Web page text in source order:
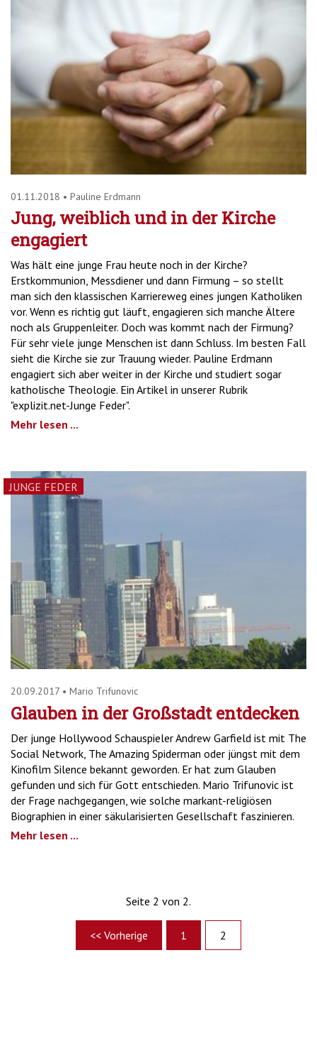
01.11.2018 • Pauline Erdmann
Jung, weiblich und in der Kirche
engagiert
Was hält eine junge Frau heute noch in der Kirche?
Erstkommunion, Messdiener und dann Firmung – so stellt
man sich den klassischen Karriereweg eines jungen Katholiken
vor. Wenn es richtig gut läuft, engagieren sich manche Ältere
noch als Gruppenleiter. Doch was kommt nach der Firmung?
Für sehr viele junge Menschen ist dann Schluss. Im besten Fall
sieht die Kirche sie zur Trauung wieder. Pauline Erdmann
engagiert sich aber weiter in der Kirche und studiert sogar
katholische Theologie. Ein Artikel in unserer Rubrik
"explizit.net-Junge Feder".
Mehr lesen ...
JUNGE FEDER
20.09.2017 • Mario Trifunovic
Glauben in der Großstadt entdecken
Der junge Hollywood Schauspieler Andrew Garfield ist mit The
Social Network, The Amazing Spiderman oder jüngst mit dem
Kinofilm Silence bekannt geworden. Er hat zum Glauben
gefunden und sich für Gott entschieden. Mario Trifunovic ist
der Frage nachgegangen, wie solche markant-religiösen
Biographien in einer säkularisierten Gesellschaft faszinieren.
Mehr lesen ...
Seite 2 von 2.
<< Vorherige 1 2